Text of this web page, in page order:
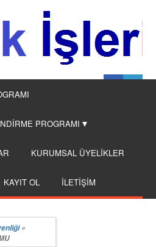
PROGRAMI
KURUMSAL ÜYELİKLER
KAYIT OL İLETİŞİM
»